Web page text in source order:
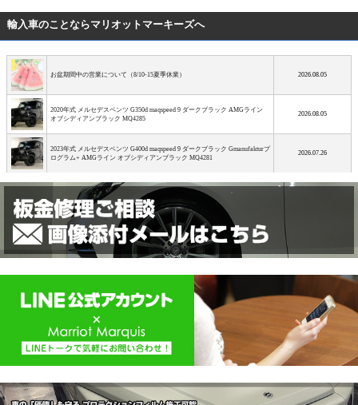
輸入車のことならマリオットマーキーズへ